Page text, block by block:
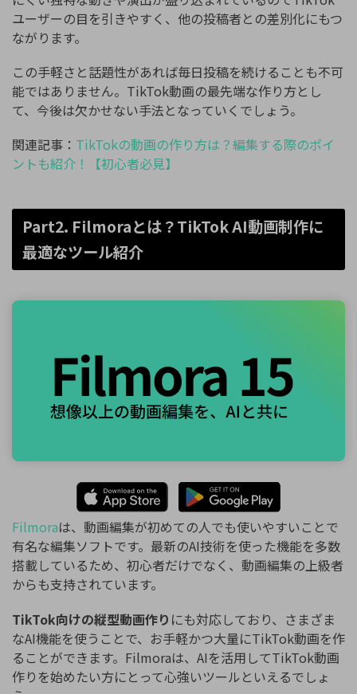
ユーザーの目を引きやすく、他の投稿者との差別化にもつ
ながります。
この手軽さと話題性があれば毎日投稿を続けることも不可
能ではありません。TikTok動画の最先端な作り方とし
て、今後は欠かせない手法となっていくでしょう。
関連記事： TikTokの動画の作り方は？編集する際のポイ
ントも紹介！【初心者必見】
Part2. Filmoraとは？TikTok AI動画制作に
最適なツール紹介
Filmoraは、動画編集が初めての人でも使いやすいことで
有名な編集ソフトです。最新のAI技術を使った機能を多数
搭載しているため、初心者だけでなく、動画編集の上級者
からも支持されています。
TikTok向けの縦型動画作り にも対応しており、さまざま
なAI機能を使うことで、お手軽かつ大量にTikTok動画を作
ることができます。Filmoraは、AIを活用してTikTok動画
作りを始めたい方にとって心強いツールといえるでしょ